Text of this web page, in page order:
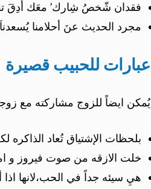
فقدان شّخصُ شِارك’ معَك أدِقَ
مجرد الحديث عنَ أحلامنا
عبارات للحبيب قصيرة
يُمكن ايضاً للزوج مشاركته مع
بلحظات الإشتياق تُعاد
خلت الازقه من صوت فيروز و
هيِ سيئه جداً في الحب،لانها